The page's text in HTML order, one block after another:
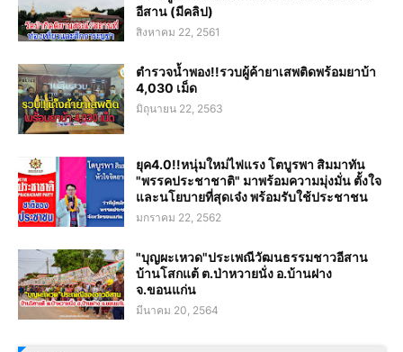
อีสาน (มีคลิป)
สิงหาคม 22, 2561
ตำรวจน้ำพอง!!รวบผู้ค้ายาเสพติดพร้อมยาบ้า
4,030 เม็ด
มิถุนายน 22, 2563
ยุค4.0!!หนุ่มใหม่ไฟแรง โตบูรพา สิมมาทัน
"พรรคประชาชาติ" มาพร้อมความมุ่งมั่น ตั้งใจ
และนโยบายที่สุดเจ๋ง พร้อมรับใช้ประชาชน
มกราคม 22, 2562
"บุญผะเหวด"ประเพณีวัฒนธรรมชาวอีสาน
บ้านโสกแต้ ต.ป่าหวายนั่ง อ.บ้านฝาง
จ.ขอนแก่น
มีนาคม 20, 2564